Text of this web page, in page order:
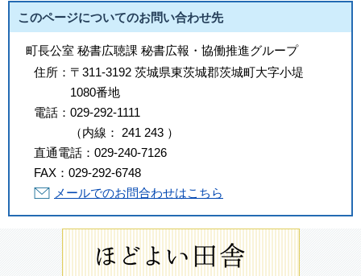
このページについてのお問い合わせ先
町長公室 秘書広聴課 秘書広報・協働推進グループ
住所： 〒311-3192 茨城県東茨城郡茨城町大字小堤
1080番地
電話： 029-292-1111
（内線 ： 241 243 ）
直通電話： 029-240-7126
FAX： 029-292-6748
メールでのお問合わせはこちら